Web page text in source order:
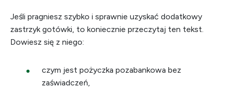
Jeśli pragniesz szybko i sprawnie uzyskać dodatkowy
zastrzyk gotówki, to koniecznie przeczytaj ten tekst.
Dowiesz się z niego:
czym jest pożyczka pozabankowa bez
zaświadczeń,